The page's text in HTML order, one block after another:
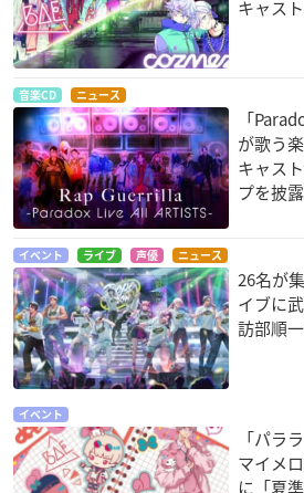
キャス
音楽CD ニュース
「
が歌う
キャス
プを披露
イベント ライブ 声優 ニュース
26名が
イブに
訪部順
イベント
「パラ
マイメ
に「夏